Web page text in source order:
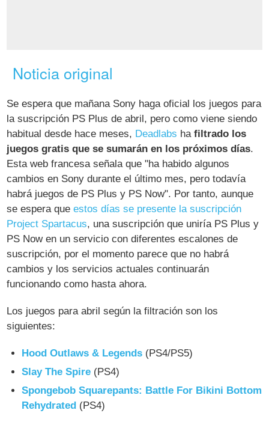
Noticia original
Se espera que mañana Sony haga oficial los juegos para
la suscripción PS Plus de abril, pero como viene siendo
habitual desde hace meses, Deadlabs hafiltrado los
juegos gratis que se sumarán en los próximos días.
Esta web francesa señala que "ha habido algunos
cambios en Sony durante el último mes, pero todavía
habrá juegos de PS Plus y PS Now". Por tanto, aunque
se espera queestos días se presente la suscripción
Project Spartacus, una suscripción que uniría PS Plus y
PS Now en un servicio con diferentes escalones de
suscripción, por el momento parece que no habrá
cambios y los servicios actuales continuarán
funcionando como hasta ahora.
Los juegos para abril según la filtración son los
siguientes:
Hood Outlaws & Legends (PS4/PS5)
Slay The Spire (PS4)
Spongebob Squarepants: Battle For Bikini Bottom
Rehydrated (PS4)